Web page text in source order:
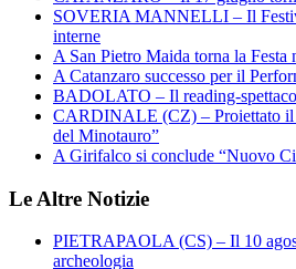
SOVERIA MANNELLI – Il
interne
A San Pietro Maida torna la Festa
A Catanzaro successo per il
BADOLATO – Il reading-
CARDINALE (CZ) – Proiettato il
del Minotauro”
A Girifalco si conclude “Nuovo
Le Altre Notizie
PIETRAPAOLA (CS) – Il 10
archeologia